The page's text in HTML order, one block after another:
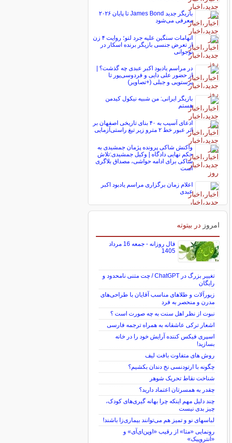
بازیگر جدید James Bond تا پایان ۲۰۲۶
معرفی می‌شود
اتهامات سنگین علیه جرد لتو؛ روایت ۴ زن
از تعرض جنسی بازیگر برنده اسکار در
نوجوانی
در مراسم یادبود اکبر عبدی چه گذشت؟ |
از حضور علی دایی و فردوسی‌پور تا
پرستویی و جبلی (+تصاویر)
بازیگر ایرانی: من شبیه نیکول کیدمن
هستم
ادعای آسیب به ۴۰ بنای تاریخی اصفهان بر
اثر عبور خط ۲ مترو زیر تیغ راستی‌آزمایی
واکنش شاکی پرونده پژمان جمشیدی به
حکم نهایی دادگاه | وکیل جمشیدی:تلاش
شاکی برای ادامه حواشی، مصداق بلاگری
است
اعلام زمان برگزاری مراسم یادبود اکبر
عبدی
امروز در بیتوته
فال روزانه - جمعه 16 مرداد
1405
تغییر بزرگ در ChatGPT / چت متنی نامحدود و
رایگان
زیورآلات و طلاهای مناسب آقایان با طراحی‌های
مدرن و منحصر به فرد
نبوت از نظر اهل سنت به چه صورت است ؟
اشعار ترکی عاشقانه به همراه ترجمه فارسی
اسپری فیکس کننده آرایش خود را در خانه
بسازید!
روش های متفاوت بافت لیف
چگونه با ارتودنسی نخ دندان بکشیم؟
شناخت نقاط تحریک شوهر
چقدر به همسرتان اعتماد دارید؟
چند دلیل مهم اینکه چرا بهانه گیری‌های کودک،
چیز بدی نیست
لباس‎های نو و تمیز هم می‌توانند بیماری‌زا باشند!
رونمایی «متا» از رقیب «اوپن‌ای‌آی» و
«آنتروپیک»